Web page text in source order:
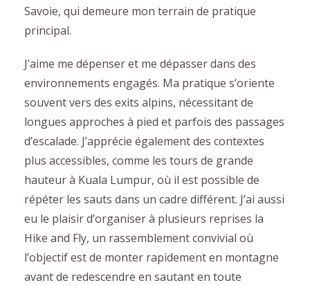
Savoie, qui demeure mon terrain de pratique
principal.
J’aime me dépenser et me dépasser dans des
environnements engagés. Ma pratique s’oriente
souvent vers des exits alpins, nécessitant de
longues approches à pied et parfois des passages
d’escalade. J’apprécie également des contextes
plus accessibles, comme les tours de grande
hauteur à Kuala Lumpur, où il est possible de
répéter les sauts dans un cadre différent. J’ai aussi
eu le plaisir d’organiser à plusieurs reprises la
Hike and Fly, un rassemblement convivial où
l’objectif est de monter rapidement en montagne
avant de redescendre en sautant en toute